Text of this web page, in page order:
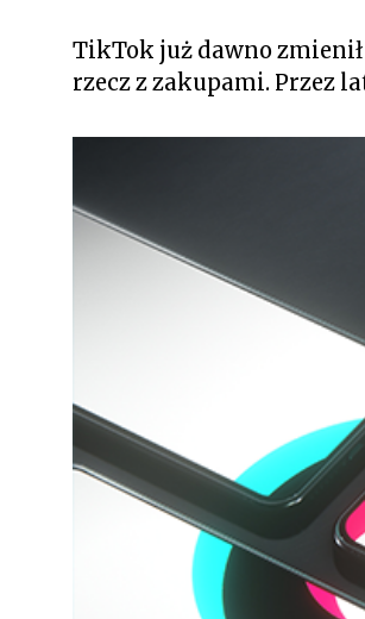
TikTok już dawno
rzecz z zakupami. Przez